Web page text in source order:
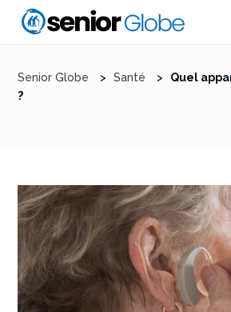
Senior Globe > Santé >
Quel
?